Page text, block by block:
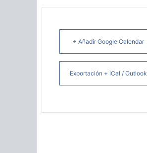
+ Añadir Google Calendar
Exportación + iCal / Outlook